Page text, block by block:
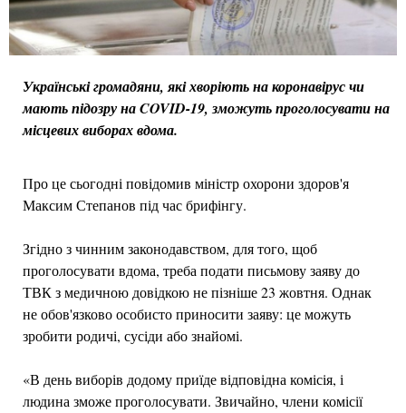
Українські громадяни, які хворіють на коронавірус чи
мають підозру на COVID-19, зможуть проголосувати на
місцевих виборах вдома.
Про це сьогодні повідомив міністр охорони здоров'я
Максим Степанов під час брифінгу.
Згідно з чинним законодавством, для того, щоб
проголосувати вдома, треба подати письмову заяву до
ТВК з медичною довідкою не пізніше 23 жовтня. Однак
не обов'язково особисто приносити заяву: це можуть
зробити родичі, сусіди або знайомі.
«В день виборів додому приїде відповідна комісія, і
людина зможе проголосувати. Звичайно, члени комісії